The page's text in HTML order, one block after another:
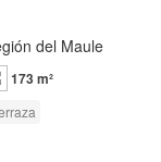
del Maule
173 m²